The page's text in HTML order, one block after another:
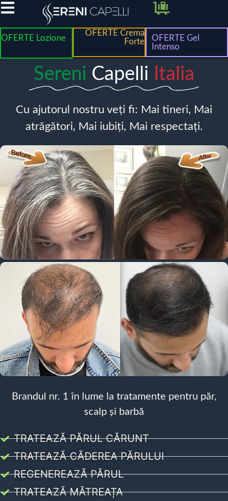
OFERTE Lozione
OFERTE Crema
Forte
OFERTE Gel
Intenso
Sereni Capelli Italia
Cu ajutorul nostru veți fi: Mai tineri, Mai
atrăgători, Mai iubiți, Mai respectați.
Brandul nr. 1 în lume la tratamente pentru păr,
scalp și barbă
TRATEAZĂ PĂRUL CĂRUNT
TRATEAZĂ CĂDEREA PĂRULUI
REGENEREAZĂ PĂRUL
TRATEAZĂ MĂTREAȚA